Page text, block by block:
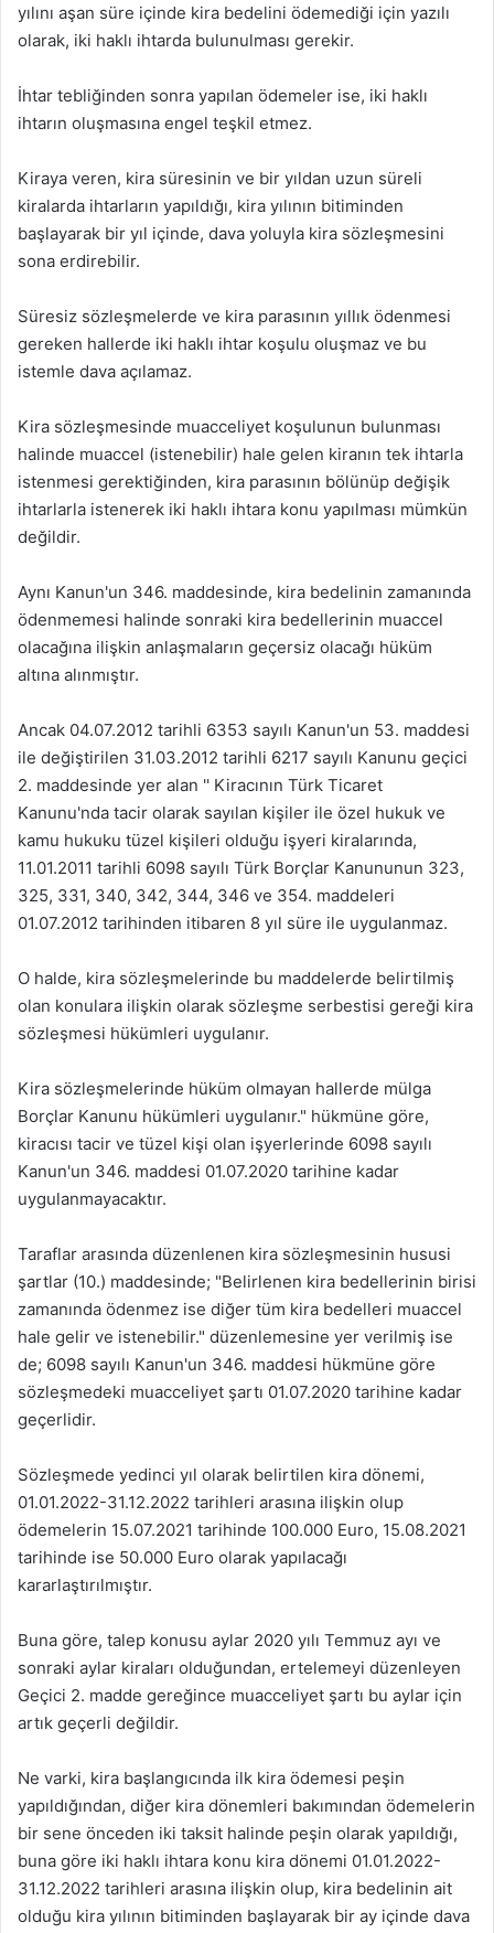
yılını aşan süre içinde kira bedelini ödemediği için yazılı
olarak, iki haklı ihtarda bulunulması gerekir.
İhtar tebliğinden sonra yapılan ödemeler ise, iki haklı
ihtarın oluşmasına engel teşkil etmez.
Kiraya veren, kira süresinin ve bir yıldan uzun süreli
kiralarda ihtarların yapıldığı, kira yılının bitiminden
başlayarak bir yıl içinde, dava yoluyla kira sözleşmesini
sona erdirebilir.
Süresiz sözleşmelerde ve kira parasının yıllık ödenmesi
gereken hallerde iki haklı ihtar koşulu oluşmaz ve bu
istemle dava açılamaz.
Kira sözleşmesinde muacceliyet koşulunun bulunması
halinde muaccel (istenebilir) hale gelen kiranın tek ihtarla
istenmesi gerektiğinden, kira parasının bölünüp değişik
ihtarlarla istenerek iki haklı ihtara konu yapılması mümkün
değildir.
Aynı Kanun'un 346. maddesinde, kira bedelinin zamanında
ödenmemesi halinde sonraki kira bedellerinin muaccel
olacağına ilişkin anlaşmaların geçersiz olacağı hüküm
altına alınmıştır.
Ancak 04.07.2012 tarihli 6353 sayılı Kanun'un 53. maddesi
ile değiştirilen 31.03.2012 tarihli 6217 sayılı Kanunu geçici
2. maddesinde yer alan '' Kiracının Türk Ticaret
Kanunu'nda tacir olarak sayılan kişiler ile özel hukuk ve
kamu hukuku tüzel kişileri olduğu işyeri kiralarında,
11.01.2011 tarihli 6098 sayılı Türk Borçlar Kanununun 323,
325, 331, 340, 342, 344, 346 ve 354. maddeleri
01.07.2012 tarihinden itibaren 8 yıl süre ile uygulanmaz.
O halde, kira sözleşmelerinde bu maddelerde belirtilmiş
olan konulara ilişkin olarak sözleşme serbestisi gereği kira
sözleşmesi hükümleri uygulanır.
Kira sözleşmelerinde hüküm olmayan hallerde mülga
Borçlar Kanunu hükümleri uygulanır." hükmüne göre,
kiracısı tacir ve tüzel kişi olan işyerlerinde 6098 sayılı
Kanun'un 346. maddesi 01.07.2020 tarihine kadar
uygulanmayacaktır.
Taraflar arasında düzenlenen kira sözleşmesinin hususi
şartlar (10.) maddesinde; "Belirlenen kira bedellerinin birisi
zamanında ödenmez ise diğer tüm kira bedelleri muaccel
hale gelir ve istenebilir." düzenlemesine yer verilmiş ise
de; 6098 sayılı Kanun'un 346. maddesi hükmüne göre
sözleşmedeki muacceliyet şartı 01.07.2020 tarihine kadar
geçerlidir.
Sözleşmede yedinci yıl olarak belirtilen kira dönemi,
01.01.2022-31.12.2022 tarihleri arasına ilişkin olup
ödemelerin 15.07.2021 tarihinde 100.000 Euro, 15.08.2021
tarihinde ise 50.000 Euro olarak yapılacağı
kararlaştırılmıştır.
Buna göre, talep konusu aylar 2020 yılı Temmuz ayı ve
sonraki aylar kiraları olduğundan, ertelemeyi düzenleyen
Geçici 2. madde gereğince muacceliyet şartı bu aylar için
artık geçerli değildir.
Ne varki, kira başlangıcında ilk kira ödemesi peşin
yapıldığından, diğer kira dönemleri bakımından ödemelerin
bir sene önceden iki taksit halinde peşin olarak yapıldığı,
buna göre iki haklı ihtara konu kira dönemi 01.01.2022-
31.12.2022 tarihleri arasına ilişkin olup, kira bedelinin ait
olduğu kira yılının bitiminden başlayarak bir ay içinde dava